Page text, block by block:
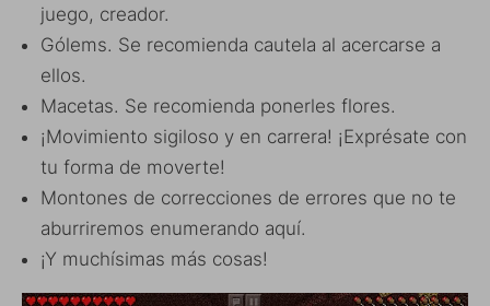
juego, creador.
Gólems. Se recomienda cautela al acercarse a
ellos.
Macetas. Se recomienda ponerles flores.
¡Movimiento sigiloso y en carrera! ¡Exprésate con
tu forma de moverte!
Montones de correcciones de errores que no te
aburriremos enumerando aquí.
¡Y muchísimas más cosas!